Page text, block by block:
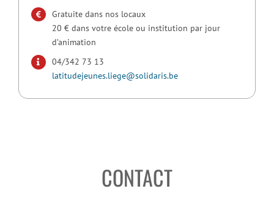
Gratuite dans nos locaux
20 € dans votre école ou institution par jour
d’animation
04/342 73 13
latitudejeunes.liege@solidaris.be
CONTACT